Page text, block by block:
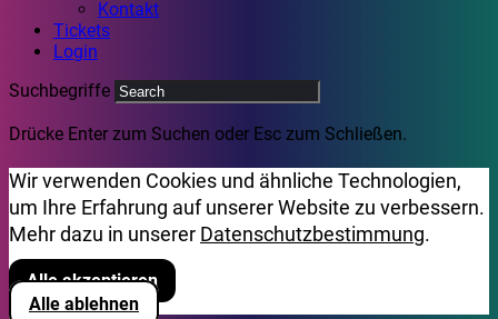
Kontakt
Tickets
Login
Suchbegriffe
Drücke Enter zum Suchen oder Esc zum Schließen.
Wir verwenden Cookies und ähnliche Technologien,
um Ihre Erfahrung auf unserer Website zu verbessern.
Mehr dazu in unserer Datenschutzbestimmung.
Alle akzeptieren
Alle ablehnen